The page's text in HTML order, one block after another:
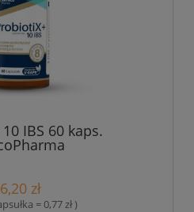
IBS 60 kaps.
zł
= 0,77 zł )